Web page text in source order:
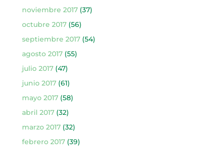
noviembre 2017(37)
octubre 2017(56)
septiembre 2017(54)
agosto 2017(55)
julio 2017(47)
junio 2017(61)
mayo 2017(58)
abril 2017(32)
marzo 2017(32)
febrero 2017(39)